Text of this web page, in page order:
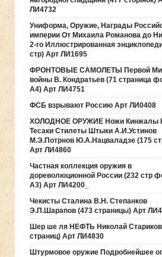
ЛИ4732
Униформа, Оружие, Награды
империи От Михаила Романова до
2-го Иллюстрированная
стр) Арт ЛИ1695
ФРОНТОВЫЕ САМОЛЕТЫ Первой
войны В. Кондратьев (71 страница
А4) Арт ЛИ4751
ФСБ взрывают Россию Арт ЛИ0408
ХОЛОДНОЕ ОРУЖИЕ Ножи Кинжалы
Тесаки Стилеты Штыки А.И.Устинов
М.Э.Потрнов Ю.А.Нацваладзе (175
Арт ЛИ4860
Частная коллекция оружия в
дореволюционной России (232 стр
А3) Арт ЛИ4200_
Чекисты Сталина В.Н. Степанков
Э.П.Шарапов (473 страницы) Арт
Шер ше ля НЕФТЬ Николай
страниц) Арт ЛИ4830
Штурмовое оружие Подробнейшее